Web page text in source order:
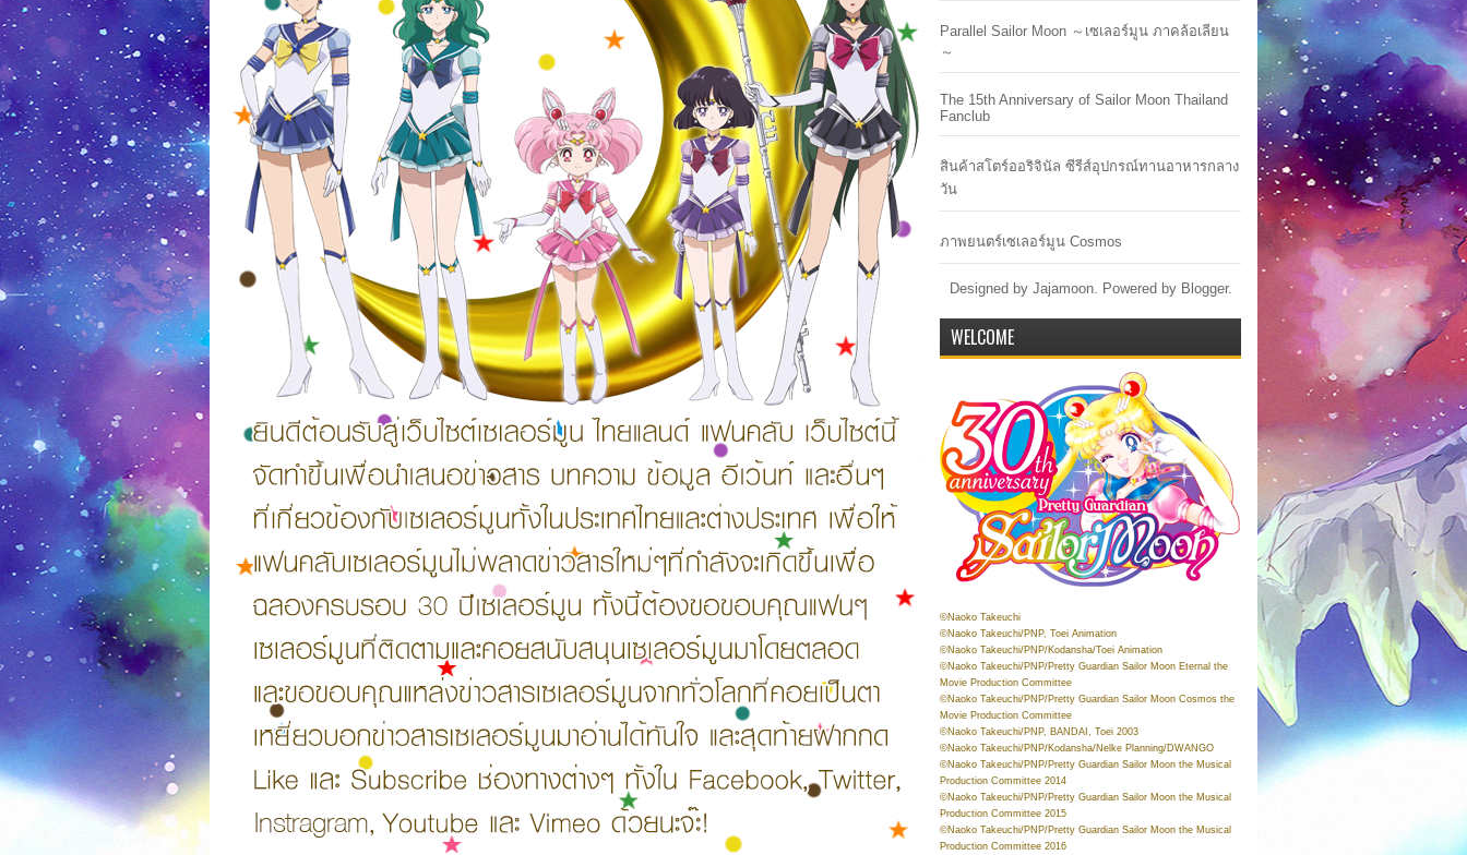
Parallel Sailor Moon ～เซเลอร์มูน ภาคล้อเลียน
～
The 15th Anniversary of Sailor Moon Thailand
Fanclub
สินค้าสโตร์ออริจินัล ซีรีส์อุปกรณ์ทานอาหารกลาง
วัน
ภาพยนตร์เซเลอร์มูน Cosmos
Designed by Jajamoon. Powered by Blogger.
WELCOME
©Naoko Takeuchi
©Naoko Takeuchi/PNP, Toei Animation
©Naoko Takeuchi/PNP/Kodansha/Toei Animation
©Naoko Takeuchi/PNP/Pretty Guardian Sailor Moon Eternal the
Movie Production Committee
©Naoko Takeuchi/PNP/Pretty Guardian Sailor Moon Cosmos the
Movie Production Committee
©Naoko Takeuchi/PNP, BANDAI, Toei 2003
©Naoko Takeuchi/PNP/Kodansha/Nelke Planning/DWANGO
©Naoko Takeuchi/PNP/Pretty Guardian Sailor Moon the Musical
Production Committee 2014
©Naoko Takeuchi/PNP/Pretty Guardian Sailor Moon the Musical
Production Committee 2015
©Naoko Takeuchi/PNP/Pretty Guardian Sailor Moon the Musical
Production Committee 2016